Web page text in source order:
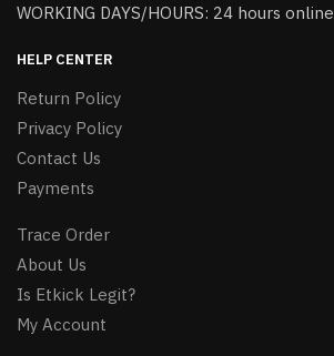
WORKING DAYS/HOURS: 24 hours online
HELP CENTER
Return Policy
Privacy Policy
Contact Us
Payments
Trace Order
About Us
Is Etkick Legit?
My Account